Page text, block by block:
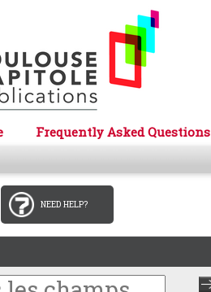
Frequently Asked Questions
NEED HELP?